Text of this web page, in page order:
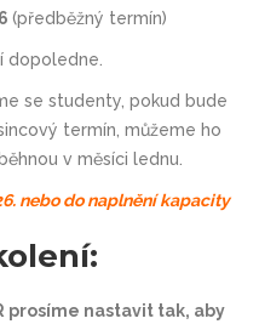
(předběžný termín)
dopoledne.
se studenty, pokud bude
termín, můžeme ho
v měsíci lednu.
nebo do naplnění kapacity
prosíme nastavit tak, aby